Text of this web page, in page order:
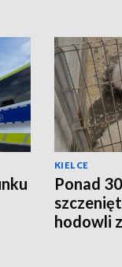
KIELCE
Ponad
hodowli